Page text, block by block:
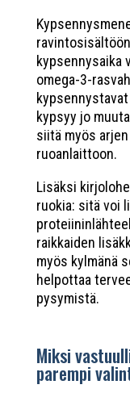
kypsennysaika
omega-3-
kypsyy jo
siitä myös
ruoanlaittoon.
Lisäksi
ruokia: sitä voi
raikkaiden
myös kylmänä
helpottaa
pysymistä.
Miksi
parempi